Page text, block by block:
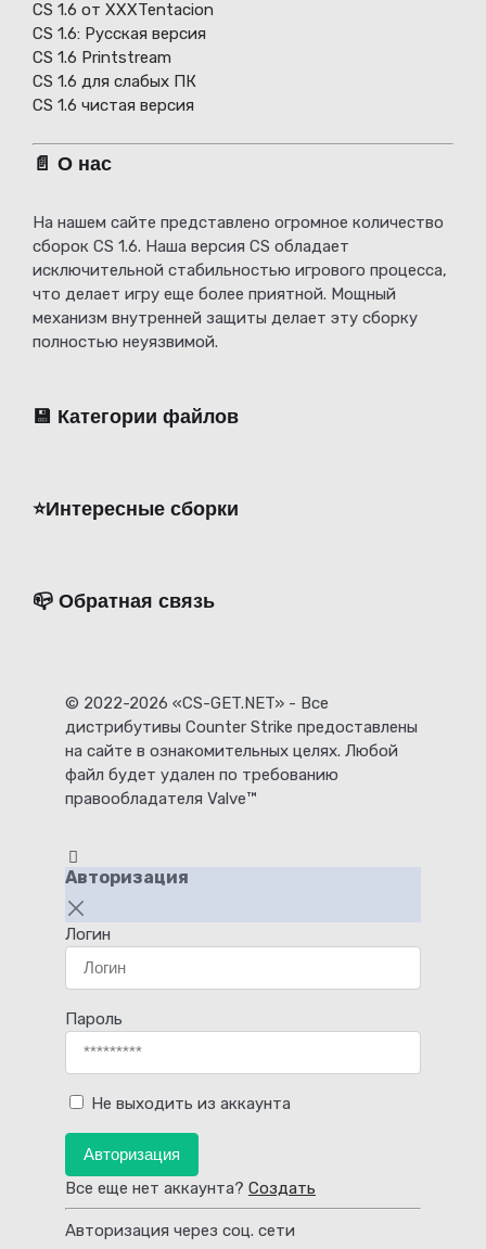
CS 1.6 от XXXTentacion
СS 1.6: Русская версия
CS 1.6 Printstream
CS 1.6 для слабых ПК
CS 1.6 чистая версия
📄 О нас
На нашем сайте представлено огромное количество
сборок CS 1.6. Наша версия CS обладает
исключительной стабильностью игрового процесса,
что делает игру еще более приятной. Мощный
механизм внутренней защиты делает эту сборку
полностью неуязвимой.
💾 Категории файлов
⭐️Интересные сборки
📪 Обратная связь
© 2022-2026 «CS-GET.NET» - Все
дистрибутивы Counter Strike предоставлены
на сайте в ознакомительных целях. Любой
файл будет удален по требованию
правообладателя Valve™
Авторизация
Логин
Пароль
Не выходить из аккаунта
Авторизация
Все еще нет аккаунта? Создать
Авторизация через соц. сети